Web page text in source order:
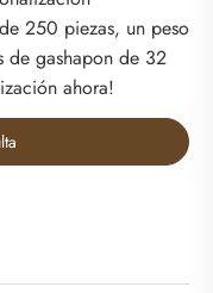
250 piezas, un peso
de gashapon de 32
ahora!